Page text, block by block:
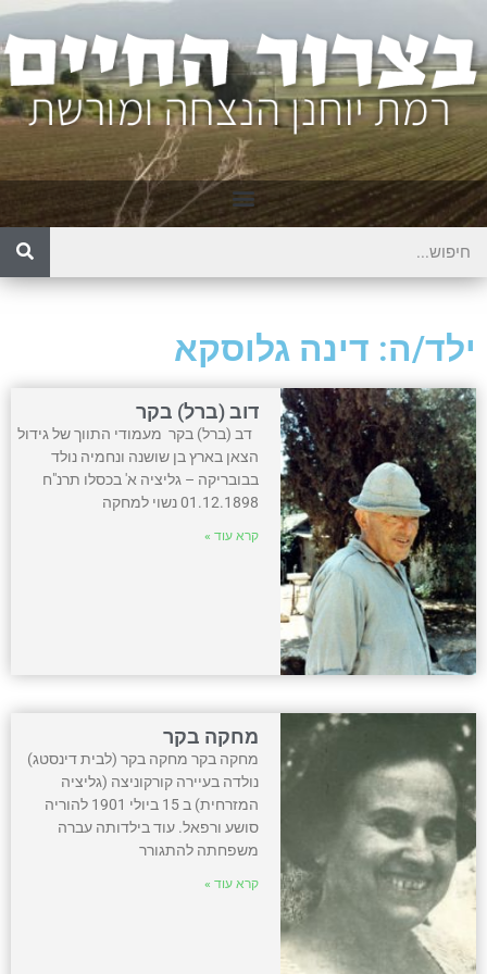
ילד/ה: דינה גלוסקא
דוב (ברל) בקר
דב (ברל) בקר מעמודי התווך של גידול
הצאן בארץ בן שושנה ונחמיה נולד
בבובריקה – גליציה א' בכסלו תרנ"ח
01.12.1898 נשוי למחקה
קרא עוד »
מחקה בקר
מחקה בקר מחקה בקר (לבית דינסטג)
נולדה בעיירה קורקוניצה (גליציה
המזרחית) ב 15 ביולי 1901 להוריה
סושע ורפאל. עוד בילדותה עברה
משפחתה להתגורר
קרא עוד »